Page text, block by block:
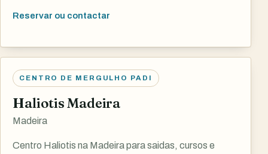
Reservar ou contactar
CENTRO DE MERGULHO PADI
Haliotis Madeira
Madeira
Centro Haliotis na Madeira para saidas, cursos e